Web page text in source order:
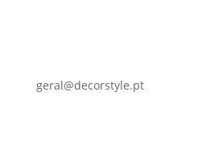
geral@decorstyle.pt